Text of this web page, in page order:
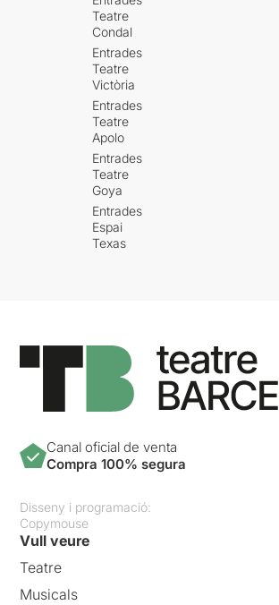
Teatre
Condal
Entrades
Teatre
Victòria
Entrades
Teatre
Apolo
Entrades
Teatre
Goya
Entrades
Espai
Texas
Canal oficial de venta
Compra 100% segura
Disseny i programació:
Copymouse
Vull veure
Teatre
Musicals